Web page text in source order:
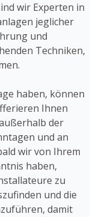
wir Experten in
jeglicher
und
Techniken,
haben, können
Ihnen
der
und an
wir von Ihrem
haben,
zu
und die
damit